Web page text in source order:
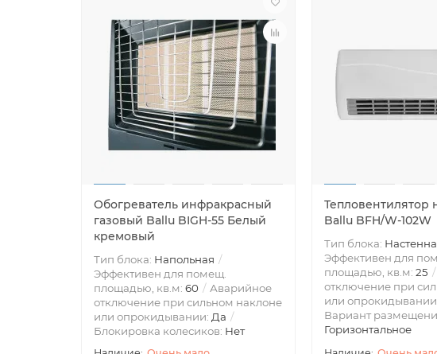
Обогреватель инфракрасный
газовый Ballu BIGH-55 Белый
кремовый
Тип блока: Напольная
Эффективен для помещ.
площадью, кв.м: 60
Аварийное
отключение при сильном наклоне
или опрокидывании: Да
Блокировка колесиков: Нет
Тепловентилятор
Ballu BFH/W-102W
Тип блока:
Эффективен для
площадью, кв.м: 25
отключение при
или
Вариант
Горизонтальное